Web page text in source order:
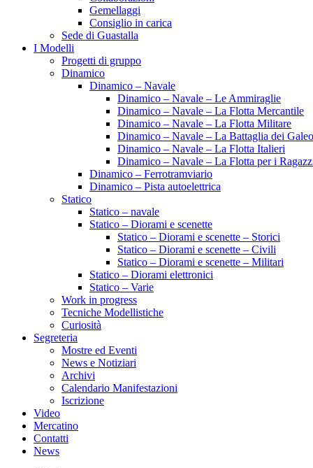
Gemellaggi
Consiglio in carica
Sede di Guastalla
I Modelli
Progetti di gruppo
Dinamico
Dinamico – Navale
Dinamico – Navale – Le Ammiraglie
Dinamico – Navale – La Flotta Mercantile
Dinamico – Navale – La Flotta Militare
Dinamico – Navale – La Battaglia dei
Dinamico – Navale – La Flotta Italieri
Dinamico – Navale – La Flotta per i
Dinamico – Ferrotramviario
Dinamico – Pista autoelettrica
Statico
Statico – navale
Statico – Diorami e scenette
Statico – Diorami e scenette – Storici
Statico – Diorami e scenette – Civili
Statico – Diorami e scenette – Militari
Statico – Diorami elettronici
Statico – Varie
Work in progress
Tecniche Modellistiche
Curiosità
Segreteria
Mostre ed Eventi
News e Notiziari
Archivi
Calendario Manifestazioni
Iscrizione
Video
Mercatino
Contatti
News